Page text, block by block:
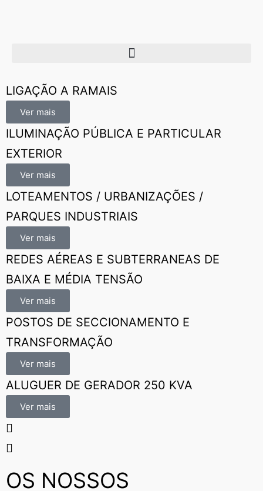
LIGAÇÃO A RAMAIS
Ver mais
ILUMINAÇÃO PÚBLICA E PARTICULAR
EXTERIOR
Ver mais
LOTEAMENTOS / URBANIZAÇÕES /
PARQUES INDUSTRIAIS
Ver mais
REDES AÉREAS E SUBTERRANEAS DE
BAIXA E MÉDIA TENSÃO
Ver mais
POSTOS DE SECCIONAMENTO E
TRANSFORMAÇÃO
Ver mais
ALUGUER DE GERADOR 250 KVA
Ver mais
OS NOSSOS